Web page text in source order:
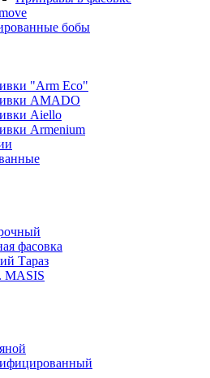
бобы
"Arm Eco"
AMADO
Aiello
Armenium
фасовка
Тараз
MASIS